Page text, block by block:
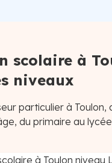
scolaire à
niveaux
particulier à Toulon,
du primaire au